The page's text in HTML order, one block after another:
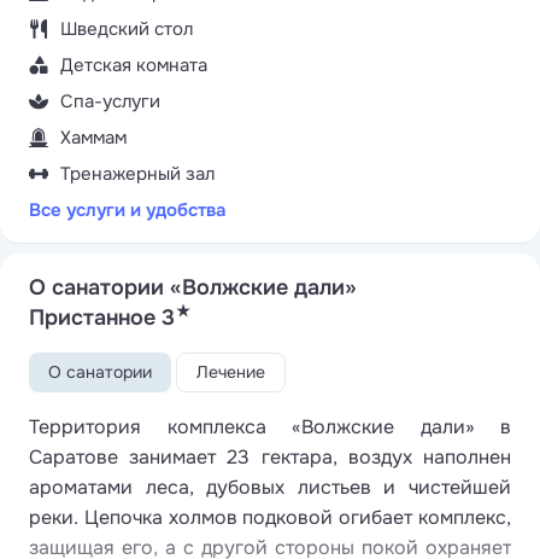
Шведский стол
Детская комната
Спа-услуги
Хаммам
Тренажерный зал
Все услуги и удобства
О санатории «Волжские дали»
Пристанное 3★
О санатории Лечение
Территория комплекса «Волжские дали» в
Саратове занимает 23 гектара, воздух наполнен
ароматами леса, дубовых листьев и чистейшей
реки. Цепочка холмов подковой огибает комплекс,
защищая его, а с другой стороны покой охраняет